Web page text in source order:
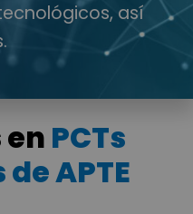
así
PCTs
APTE